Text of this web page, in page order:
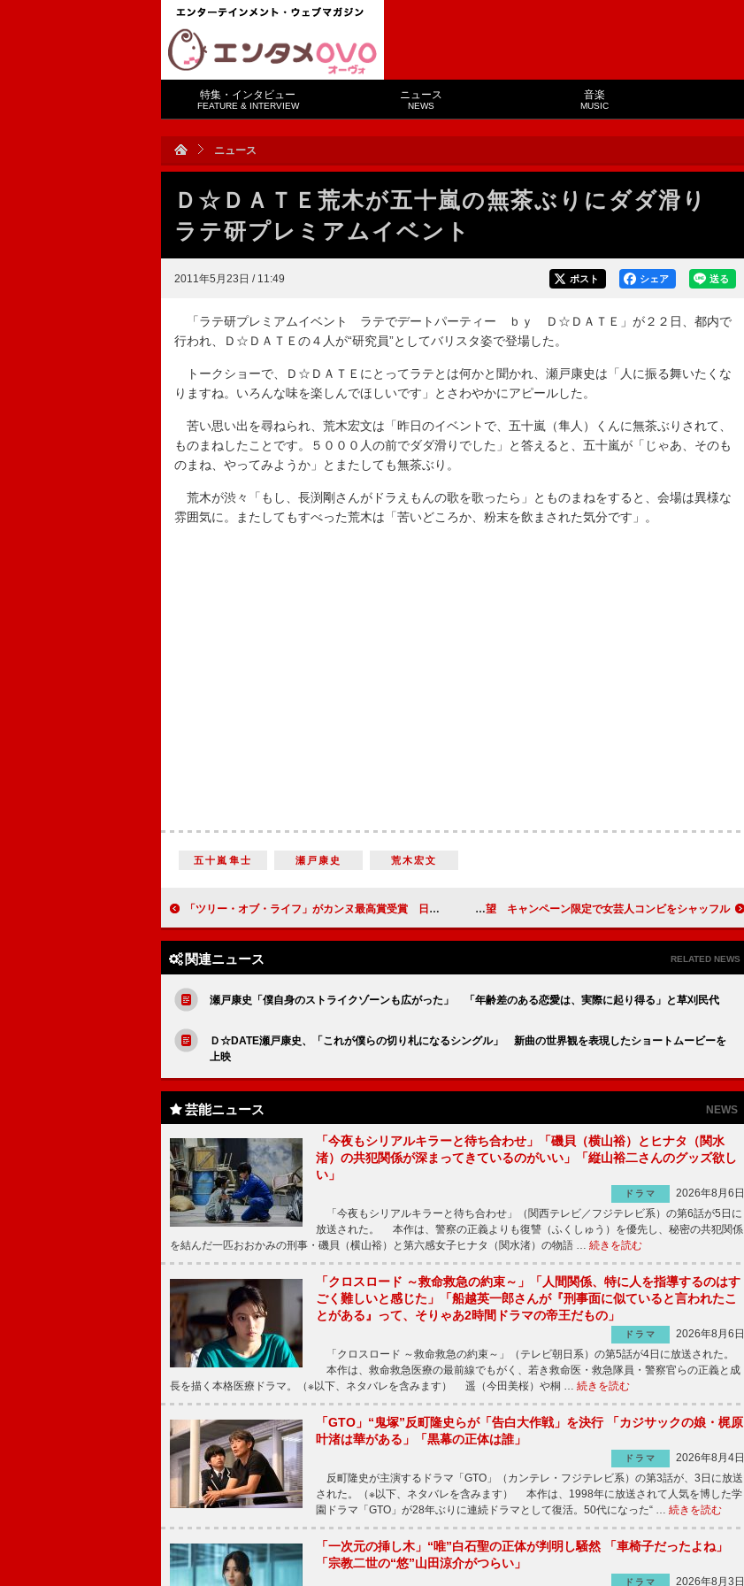
特集・インタビュー
FEATURE & INTERVIEW
ニュース
NEWS
音楽
MUSIC
ニュース
Ｄ☆ＤＡＴＥ荒木が五十嵐の無茶ぶりにダダ滑り
ラテ研プレミアムイベント
2011年5月23日 / 11:49 送る
シェア
ポスト
「ラテ研プレミアムイベント ラテでデートパーティー ｂｙ Ｄ☆ＤＡＴＥ」が２２日、都内で
行われ、Ｄ☆ＤＡＴＥの４人が“研究員”としてバリスタ姿で登場した。
トークショーで、Ｄ☆ＤＡＴＥにとってラテとは何かと聞かれ、瀬戸康史は「人に振る舞いたくな
りますね。いろんな味を楽しんでほしいです」とさわやかにアピールした。
苦い思い出を尋ねられ、荒木宏文は「昨日のイベントで、五十嵐（隼人）くんに無茶ぶりされて、
ものまねしたことです。５０００人の前でダダ滑りでした」と答えると、五十嵐が「じゃあ、そのも
のまね、やってみようか」とまたしても無茶ぶり。
荒木が渋々「もし、長渕剛さんがドラえもんの歌を歌ったら」とものまねをすると、会場は異様な
雰囲気に。またしてもすべった荒木は「苦いどころか、粉末を飲まされた気分です」。
五十嵐隼士 瀬戸康史 荒木宏文
「ツリー・オブ・ライフ」がカンヌ最高賞受賞 日本作品は受賞ならず ハリセンボンの箕輪はるか、稲垣吾郎と混浴希望 キャンペーン限定で女芸人コンビをシャッフル
関連ニュース RELATED NEWS
瀬戸康史「僕自身のストライクゾーンも広がった」 「年齢差のある恋愛は、実際に起り得る」と草刈民代
Ｄ☆DATE瀬戸康史、「これが僕らの切り札になるシングル」 新曲の世界観を表現したショートムービーを
上映
芸能ニュース NEWS
「今夜もシリアルキラーと待ち合わせ」「磯貝（横山裕）とヒナタ（関水
渚）の共犯関係が深まってきているのがいい」「縦山裕二さんのグッズ欲し
い」
ドラマ
2026年8月6日
「今夜もシリアルキラーと待ち合わせ」（関西テレビ／フジテレビ系）の第6話が5日に
放送された。 本作は、警察の正義よりも復讐（ふくしゅう）を優先し、秘密の共犯関係
を結んだ一匹おおかみの刑事・磯貝（横山裕）と第六感女子ヒナタ（関水渚）の物語 … 続きを読む
「クロスロード ～救命救急の約束～」「人間関係、特に人を指導するのはす
ごく難しいと感じた」「船越英一郎さんが『刑事面に似ていると言われたこ
とがある』って、そりゃあ2時間ドラマの帝王だもの」
ドラマ
2026年8月6日
「クロスロード ～救命救急の約束～」（テレビ朝日系）の第5話が4日に放送された。
本作は、救命救急医療の最前線でもがく、若き救命医・救急隊員・警察官らの正義と成
長を描く本格医療ドラマ。（※以下、ネタバレを含みます） 遥（今田美桜）や桐 … 続きを読む
「GTO」“鬼塚”反町隆史らが「告白大作戦」を決行 「カジサックの娘・梶原
叶渚は華がある」「黒幕の正体は誰」
ドラマ
2026年8月4日
反町隆史が主演するドラマ「GTO」（カンテレ・フジテレビ系）の第3話が、3日に放送
された。（※以下、ネタバレを含みます） 本作は、1998年に放送されて人気を博した学
園ドラマ「GTO」が28年ぶりに連続ドラマとして復活。50代になった“ … 続きを読む
「一次元の挿し木」“唯”白石聖の正体が判明し騒然 「車椅子だったよね」
「宗教二世の“悠”山田涼介がつらい」
ドラマ 2026年8月3日